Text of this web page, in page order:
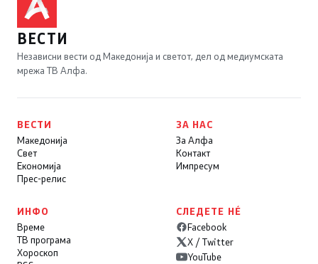
ВЕСТИ
Независни вести од Македонија и светот, дел од медиумската
мрежа ТВ Алфа.
ВЕСТИ
Македонија
Свет
Економија
Прес-релис
ЗА НАС
За Алфа
Контакт
Импресум
ИНФО
Време
ТВ програма
Хороскоп
СЛЕДЕТЕ НÉ
Facebook
X / Twitter
YouTube